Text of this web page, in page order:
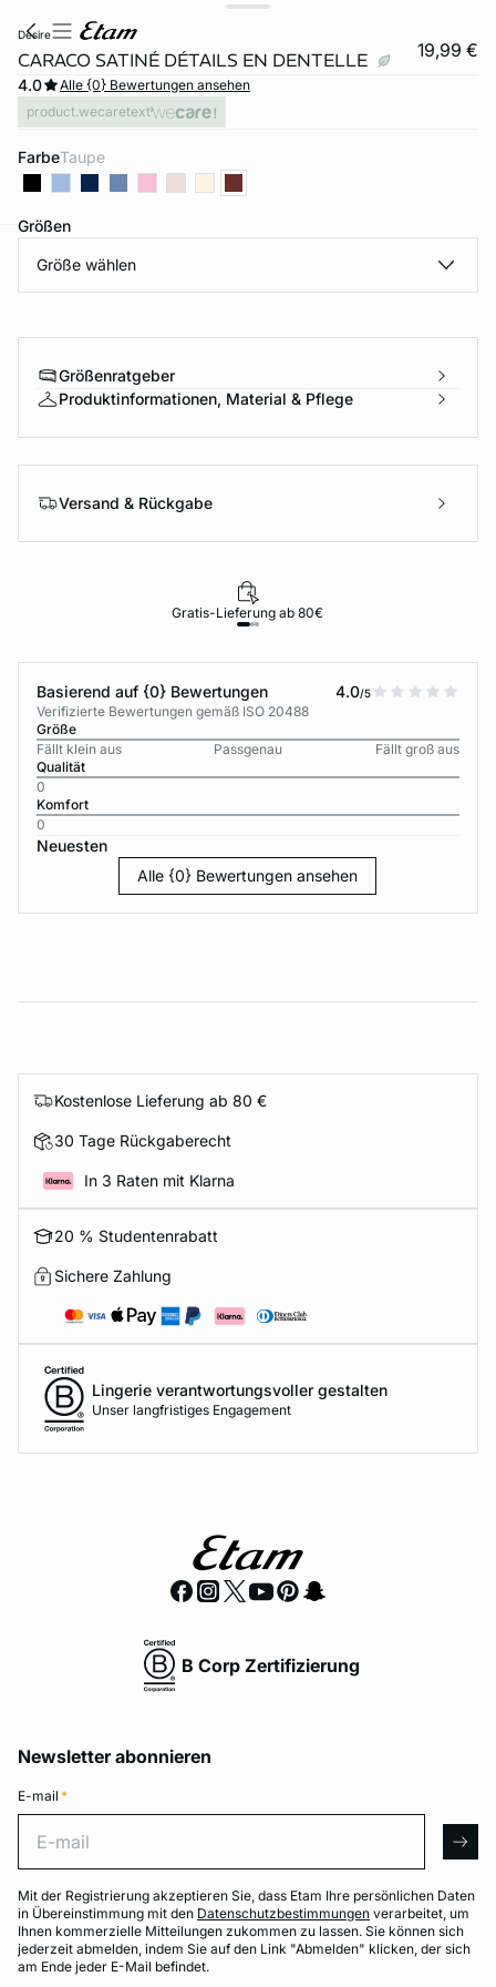
desire
CARACO SATINÉ DÉTAILS EN DENTELLE 19,99 €
4.0
Alle {0} Bewertungen ansehen
product.wecaretext
Farbe taupe
Größen
Größe wählen
Größenratgeber
Produktinformationen, Material & Pflege
Versand & Rückgabe
Gratis-Lieferung ab 80€
Basierend auf {0} Bewertungen 4.0/5
Verifizierte Bewertungen gemäß ISO 20488
Größe
Fällt klein aus
Passgenau
Fällt groß aus
Qualität
0
Komfort
0
Neuesten
Alle {0} Bewertungen ansehen
Kostenlose Lieferung ab 80 €
30 Tage Rückgaberecht
In 3 Raten mit Klarna
20 % Studentenrabatt
Sichere Zahlung
Lingerie verantwortungsvoller gestalten
Unser langfristiges Engagement
B Corp Zertifizierung
Newsletter abonnieren
E-mail *
Mit der Registrierung akzeptieren Sie, dass Etam Ihre persönlichen Daten
in Übereinstimmung mit den Datenschutzbestimmungen verarbeitet, um
Ihnen kommerzielle Mitteilungen zukommen zu lassen. Sie können sich
jederzeit abmelden, indem Sie auf den Link "Abmelden" klicken, der sich
am Ende jeder E-Mail befindet.